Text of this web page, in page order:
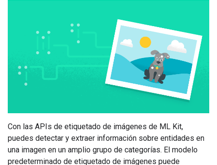
Con las APIs de etiquetado de imágenes de ML Kit,
puedes detectar y extraer información sobre entidades en
una imagen en un amplio grupo de categorías. El modelo
predeterminado de etiquetado de imágenes puede